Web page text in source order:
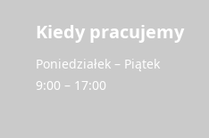
Kiedy pracujemy
Poniedziałek – Piątek
9:00 – 17:00